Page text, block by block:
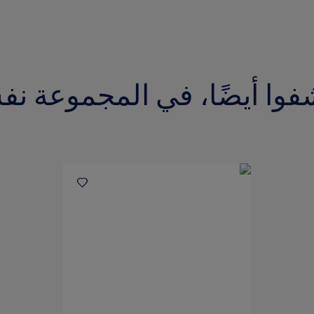
أيضًا، في المجموعة